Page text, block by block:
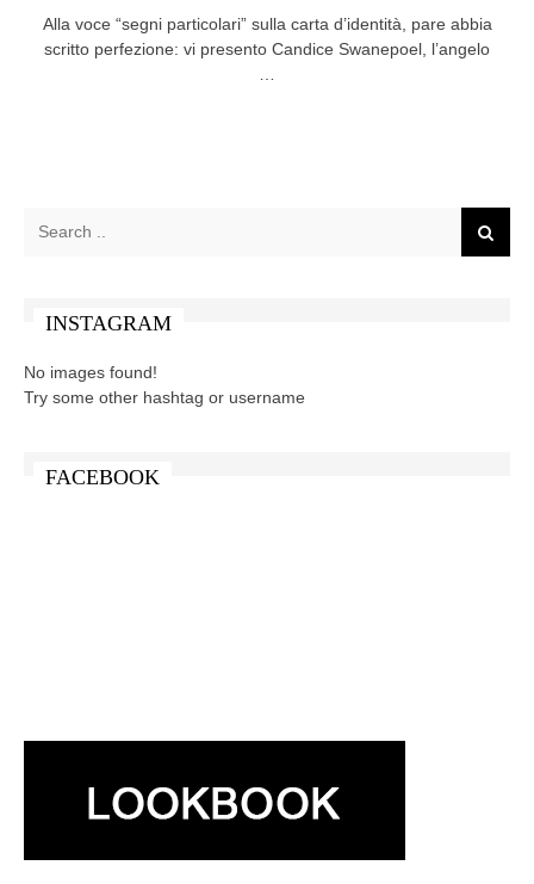
Alla voce “segni particolari” sulla carta d’identità, pare abbia
scritto perfezione: vi presento Candice Swanepoel, l’angelo
INSTAGRAM
No images found!
Try some other hashtag or username
FACEBOOK